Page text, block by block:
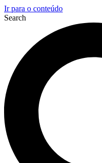
Ir para o conteúdo
Search